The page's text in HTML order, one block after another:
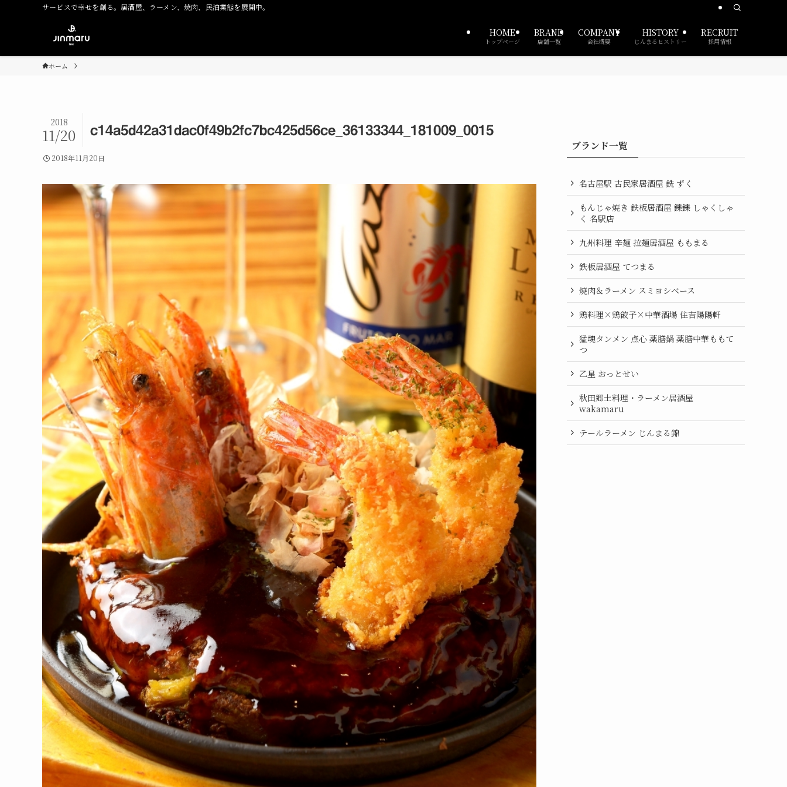
サービスで幸せを創る。居酒屋、ラーメン、焼肉、民泊業態を展開中。
HOME
トップページ
BRAND
店舗一覧
COMPANY
会社概要
HISTORY
じんまるヒストリー
RECRUIT
採用情報
ホーム
c14a5d42a31dac0f49b2fc7bc425d56ce_36133344_181009_0015
2018
11/20
2018年11月20日
ブランド一覧
名古屋駅 古民家居酒屋 銑 ずく
もんじゃ焼き 鉄板居酒屋 鑠鑠 しゃくしゃ
く 名駅店
九州料理 辛麺 拉麺居酒屋 ももまる
鉄板居酒屋 てつまる
焼肉＆ラーメン スミヨシベース
鶏料理×鶏餃子×中華酒場 住吉陽陽軒
猛魂タンメン 点心 薬膳鍋 薬膳中華ももて
つ
乙星 おっとせい
秋田郷土料理・ラーメン居酒屋
wakamaru
テールラーメン じんまる錦